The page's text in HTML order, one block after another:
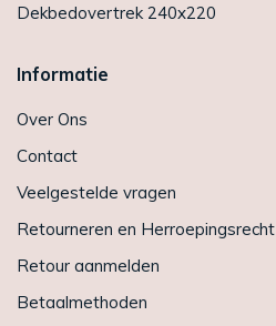
Dekbedovertrek 240x220
Informatie
Over Ons
Contact
Veelgestelde vragen
Retourneren en Herroepingsrecht
Retour aanmelden
Betaalmethoden